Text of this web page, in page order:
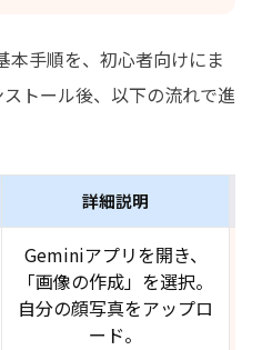
手順を、初心者向けにま
トール後、以下の流れで進
詳細説明
Geminiアプリを開き、
「画像の作成」を選択。
自分の顔写真をアップロ
ード。